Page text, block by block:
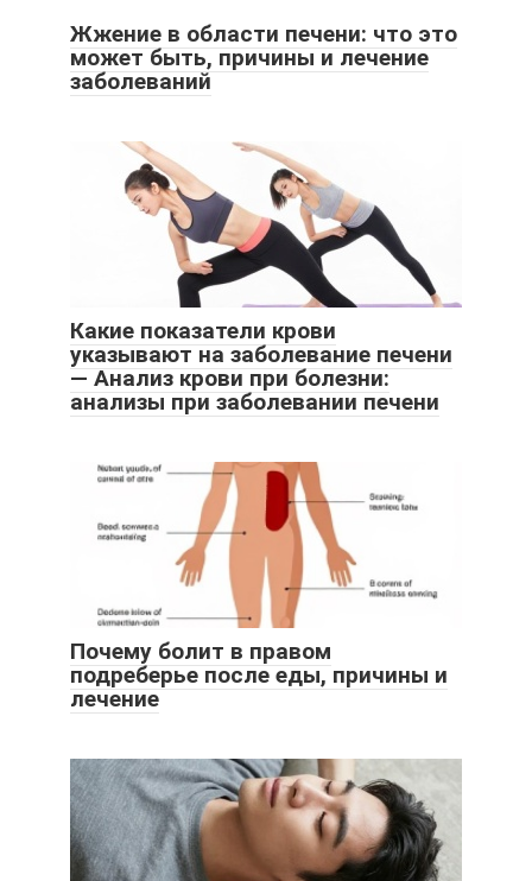
Жжение в области печени: что это
может быть, причины и лечение
заболеваний
Какие показатели крови
указывают на заболевание печени
— Анализ крови при болезни:
анализы при заболевании печени
Почему болит в правом
подреберье после еды, причины и
лечение